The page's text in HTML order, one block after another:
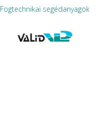
Fogtechnikai segédanyagok